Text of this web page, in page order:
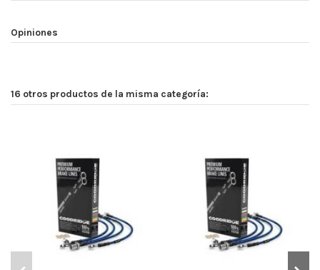
Opiniones
16 otros productos de la misma categoría: